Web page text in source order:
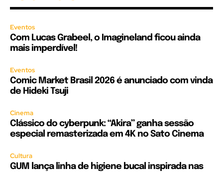
Eventos
Com Lucas Grabeel, o Imagineland ficou ainda
mais imperdível!
Eventos
Comic Market Brasil 2026 é anunciado com vinda
de Hideki Tsuji
Cinema
Clássico do cyberpunk: “Akira” ganha sessão
especial remasterizada em 4K no Sato Cinema
Cultura
GUM lança linha de higiene bucal inspirada nas